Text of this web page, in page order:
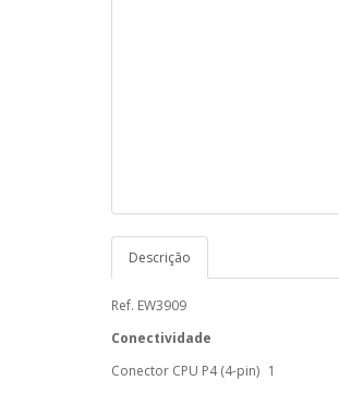
Descrição
Ref. EW3909
Conectividade
Conector CPU P4 (4-pin) 1